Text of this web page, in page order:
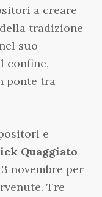
a creare
tradizione
suo
confine,
ponte tra
e
Quaggiato
novembre per
Tre